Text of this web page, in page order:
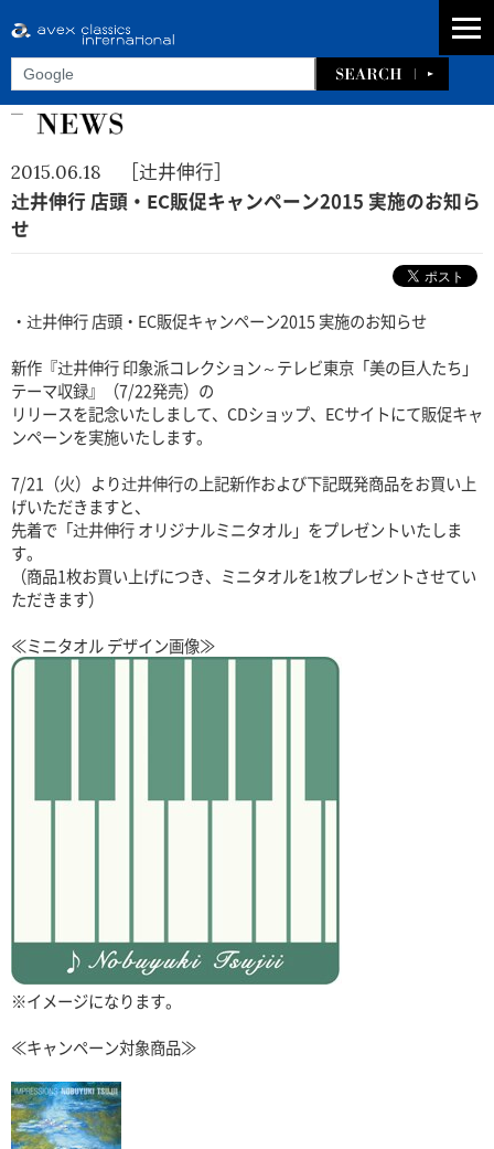
2015.06.18 ［辻井伸行］
辻井伸行 店頭・EC販促キャンペーン2015 実施のお知ら
せ
・辻井伸行 店頭・EC販促キャンペーン2015 実施のお知らせ
新作『辻井伸行 印象派コレクション～テレビ東京「美の巨人たち」
テーマ収録』（7/22発売）の
リリースを記念いたしまして、CDショップ、ECサイトにて販促キャ
ンペーンを実施いたします。
7/21（火）より辻井伸行の上記新作および下記既発商品をお買い上
げいただきますと、
先着で「辻井伸行 オリジナルミニタオル」をプレゼントいたしま
す。
（商品1枚お買い上げにつき、ミニタオルを1枚プレゼントさせてい
ただきます）
≪ミニタオル デザイン画像≫
※イメージになります。
≪キャンペーン対象商品≫